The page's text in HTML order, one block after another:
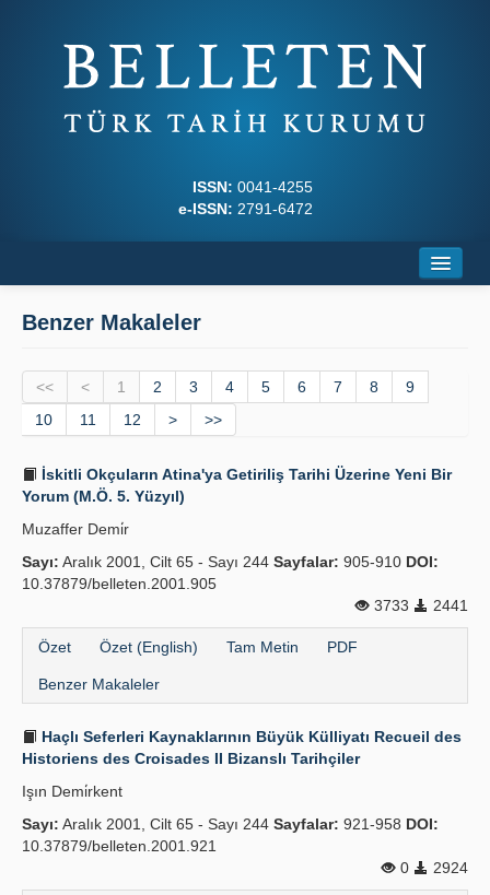
ISSN: 0041-4255
e-ISSN: 2791-6472
Dergi Kurulları
Yazım Kuralları
İlkeler
Kılavuzlar
Benzer Makaleler
<< < 1 2 3 4 5 6 7 8
9
10
11 12 > >>
İskitli Okçuların Atina'ya Getiriliş Tarihi Üzerine Yeni Bir
Yorum (M.Ö. 5. Yüzyıl)
Muzaffer Demi̇r
Sayı: Aralık 2001, Cilt 65 - Sayı 244 Sayfalar: 905-910 DOI:
10.37879/belleten.2001.905
3733
2441
Özet Özet (English) Tam Metin PDF
Benzer Makaleler
Haçlı Seferleri Kaynaklarının Büyük Külliyatı Recueil des
Historiens des Croisades II Bizanslı Tarihçiler
Işın Demi̇rkent
Sayı: Aralık 2001, Cilt 65 - Sayı 244 Sayfalar: 921-958 DOI:
10.37879/belleten.2001.921
0
2924